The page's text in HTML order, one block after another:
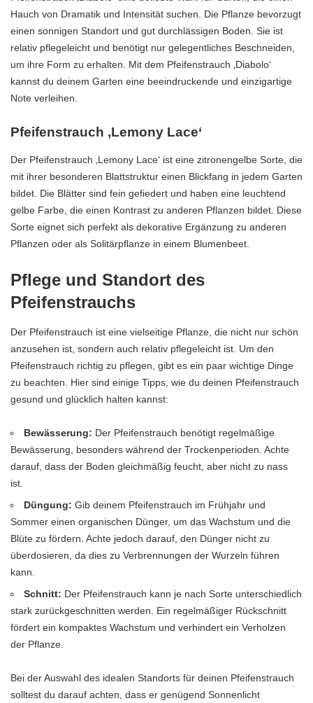
Hauch von Dramatik und Intensität suchen. Die Pflanze bevorzugt
einen sonnigen Standort und gut durchlässigen Boden. Sie ist
relativ pflegeleicht und benötigt nur gelegentliches Beschneiden,
um ihre Form zu erhalten. Mit dem Pfeifenstrauch ‚Diabolo‘
kannst du deinem Garten eine beeindruckende und einzigartige
Note verleihen.
Pfeifenstrauch ‚Lemony Lace‘
Der Pfeifenstrauch ‚Lemony Lace‘ ist eine zitronengelbe Sorte, die
mit ihrer besonderen Blattstruktur einen Blickfang in jedem Garten
bildet. Die Blätter sind fein gefiedert und haben eine leuchtend
gelbe Farbe, die einen Kontrast zu anderen Pflanzen bildet. Diese
Sorte eignet sich perfekt als dekorative Ergänzung zu anderen
Pflanzen oder als Solitärpflanze in einem Blumenbeet.
Pflege und Standort des
Pfeifenstrauchs
Der Pfeifenstrauch ist eine vielseitige Pflanze, die nicht nur schön
anzusehen ist, sondern auch relativ pflegeleicht ist. Um den
Pfeifenstrauch richtig zu pflegen, gibt es ein paar wichtige Dinge
zu beachten. Hier sind einige Tipps, wie du deinen Pfeifenstrauch
gesund und glücklich halten kannst:
Bewässerung: Der Pfeifenstrauch benötigt regelmäßige
Bewässerung, besonders während der Trockenperioden. Achte
darauf, dass der Boden gleichmäßig feucht, aber nicht zu nass
ist.
Düngung: Gib deinem Pfeifenstrauch im Frühjahr und
Sommer einen organischen Dünger, um das Wachstum und die
Blüte zu fördern. Achte jedoch darauf, den Dünger nicht zu
überdosieren, da dies zu Verbrennungen der Wurzeln führen
kann.
Schnitt: Der Pfeifenstrauch kann je nach Sorte unterschiedlich
stark zurückgeschnitten werden. Ein regelmäßiger Rückschnitt
fördert ein kompaktes Wachstum und verhindert ein Verholzen
der Pflanze.
Bei der Auswahl des idealen Standorts für deinen Pfeifenstrauch
solltest du darauf achten, dass er genügend Sonnenlicht